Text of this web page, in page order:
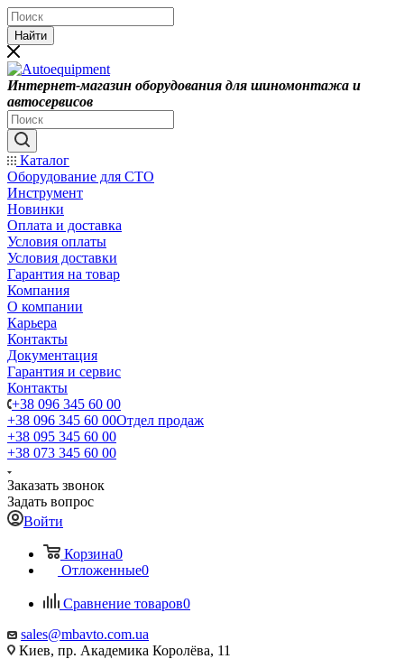
Найти
Интернет-магазин оборудования для шиномонтажа и
автосервисов
Каталог
Оборудование для СТО
Инструмент
Новинки
Оплата и доставка
Условия оплаты
Условия доставки
Гарантия на товар
Компания
О компании
Карьера
Контакты
Документация
Гарантия и сервис
Контакты
+38 096 345 60 00
+38 096 345 60 00Отдел продаж
+38 095 345 60 00
+38 073 345 60 00
Заказать звонок
Задать вопрос
Войти
Корзина0
Отложенные0
Сравнение товаров0
sales@mbavto.com.ua
Киев, пр. Академика Королёва, 11